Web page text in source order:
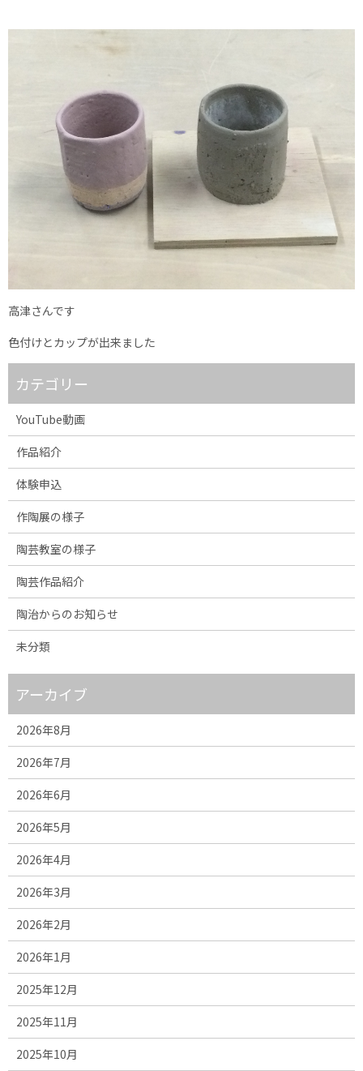
高津さんです
色付けとカップが出来ました
カテゴリー
YouTube動画
作品紹介
体験申込
作陶展の様子
陶芸教室の様子
陶芸作品紹介
陶治からのお知らせ
未分類
アーカイブ
2026年8月
2026年7月
2026年6月
2026年5月
2026年4月
2026年3月
2026年2月
2026年1月
2025年12月
2025年11月
2025年10月